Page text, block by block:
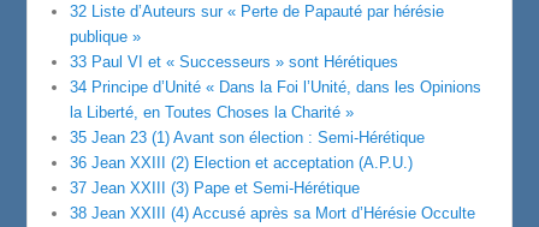
32 Liste d’Auteurs sur « Perte de Papauté par hérésie
publique »
33 Paul VI et « Successeurs » sont Hérétiques
34 Principe d’Unité « Dans la Foi l’Unité, dans les Opinions
la Liberté, en Toutes Choses la Charité »
35 Jean 23 (1) Avant son élection : Semi-Hérétique
36 Jean XXIII (2) Election et acceptation (A.P.U.)
37 Jean XXIII (3) Pape et Semi-Hérétique
38 Jean XXIII (4) Accusé après sa Mort d’Hérésie Occulte